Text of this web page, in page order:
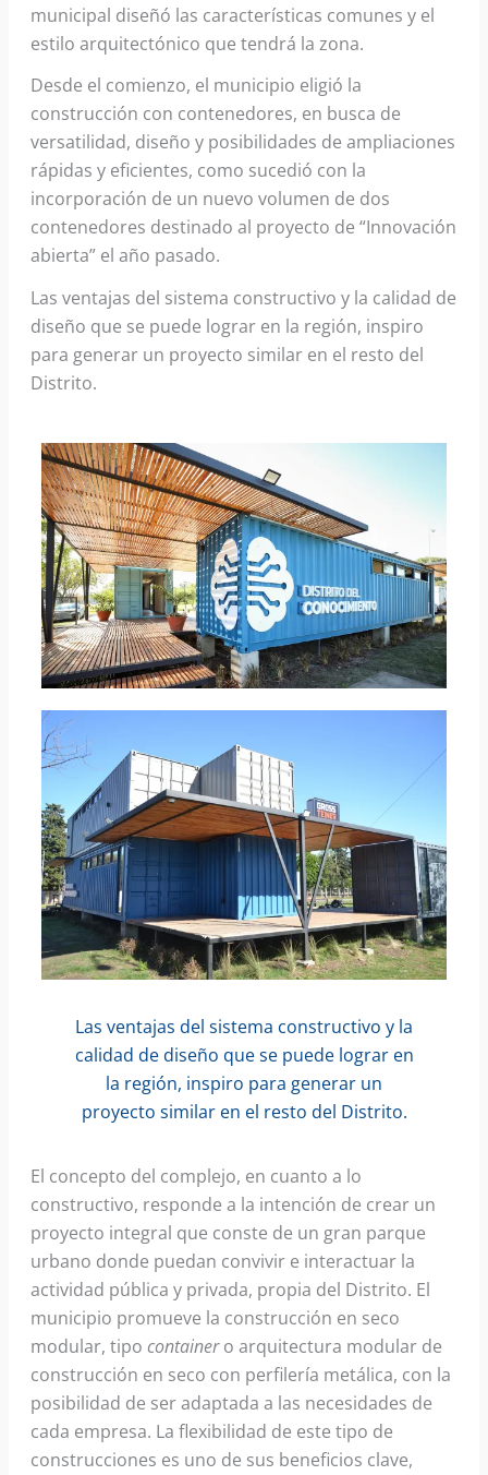
municipal diseñó las características comunes y el
estilo arquitectónico que tendrá la zona.
Desde el comienzo, el municipio eligió la
construcción con contenedores, en busca de
versatilidad, diseño y posibilidades de ampliaciones
rápidas y eficientes, como sucedió con la
incorporación de un nuevo volumen de dos
contenedores destinado al proyecto de “Innovación
abierta” el año pasado.
Las ventajas del sistema constructivo y la calidad de
diseño que se puede lograr en la región, inspiro
para generar un proyecto similar en el resto del
Distrito.
Las ventajas del sistema constructivo y la
calidad de diseño que se puede lograr en
la región, inspiro para generar un
proyecto similar en el resto del Distrito.
El concepto del complejo, en cuanto a lo
constructivo, responde a la intención de crear un
proyecto integral que conste de un gran parque
urbano donde puedan convivir e interactuar la
actividad pública y privada, propia del Distrito. El
municipio promueve la construcción en seco
modular, tipo containero arquitectura modular de
construcción en seco con perfilería metálica, con la
posibilidad de ser adaptada a las necesidades de
cada empresa. La flexibilidad de este tipo de
construcciones es uno de sus beneficios clave,